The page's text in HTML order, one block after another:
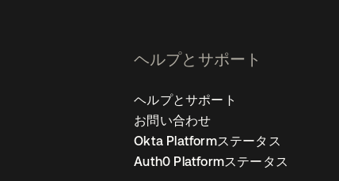
ヘルプとサポート
ヘルプとサポート
お問い合わせ
Okta Platformステータス
Auth0 Platformステータス